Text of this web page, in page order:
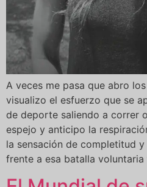
A veces me pasa que abro
visualizo el esfuerzo que se
de deporte saliendo a correr
espejo y anticipo la
la sensación de completitud
frente a esa batalla